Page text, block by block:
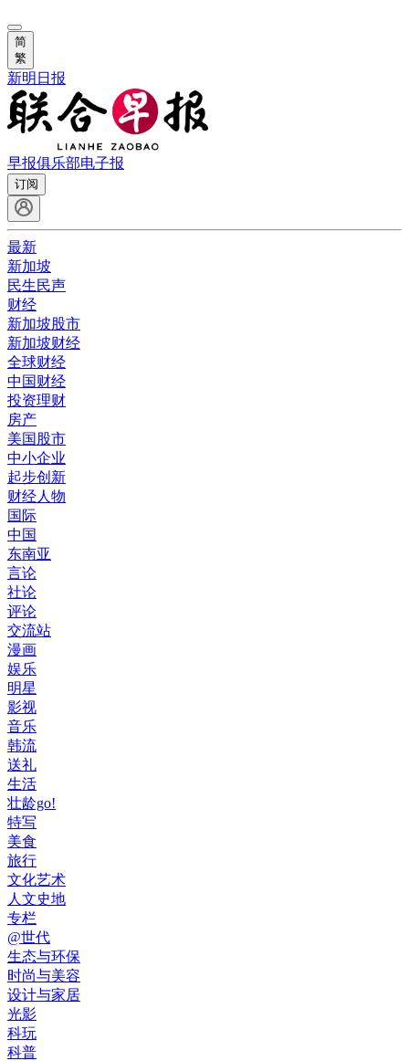
简
繁
新明日报
早报俱乐部电子报
订阅
最新
新加坡
民生民声
财经
新加坡股市
新加坡财经
全球财经
中国财经
投资理财
房产
美国股市
中小企业
起步创新
财经人物
国际
中国
东南亚
言论
社论
评论
交流站
漫画
娱乐
明星
影视
音乐
韩流
送礼
生活
壮龄go!
特写
美食
旅行
文化艺术
人文史地
专栏
@世代
生态与环保
时尚与美容
设计与家居
光影
科玩
科普